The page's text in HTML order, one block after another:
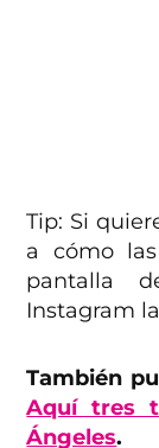
Tip: Si
a cómo
pantalla
Instagram
También
Aquí tres
Ángeles.